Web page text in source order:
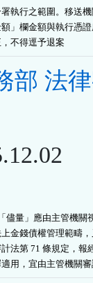
執行之範圍。移送
」欄金額與執行憑
不得逕予退案
部 法
儘量」應由主管機關
金錢債權管理範疇
法第 71 條規定，報
用，宜由主管機關